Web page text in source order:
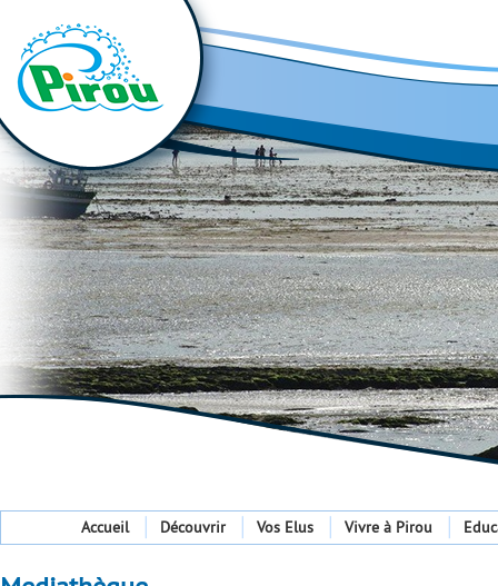
Accueil Découvrir Vos Elus Vivre à Pirou